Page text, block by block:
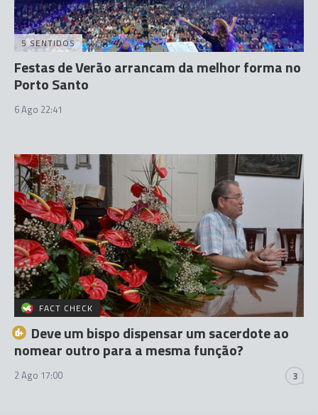
5 SENTIDOS
Festas de Verão arrancam da melhor forma no
Porto Santo
6 Ago 22:41
FACT CHECK
Deve um bispo dispensar um sacerdote ao
nomear outro para a mesma função?
2 Ago 17:00 3